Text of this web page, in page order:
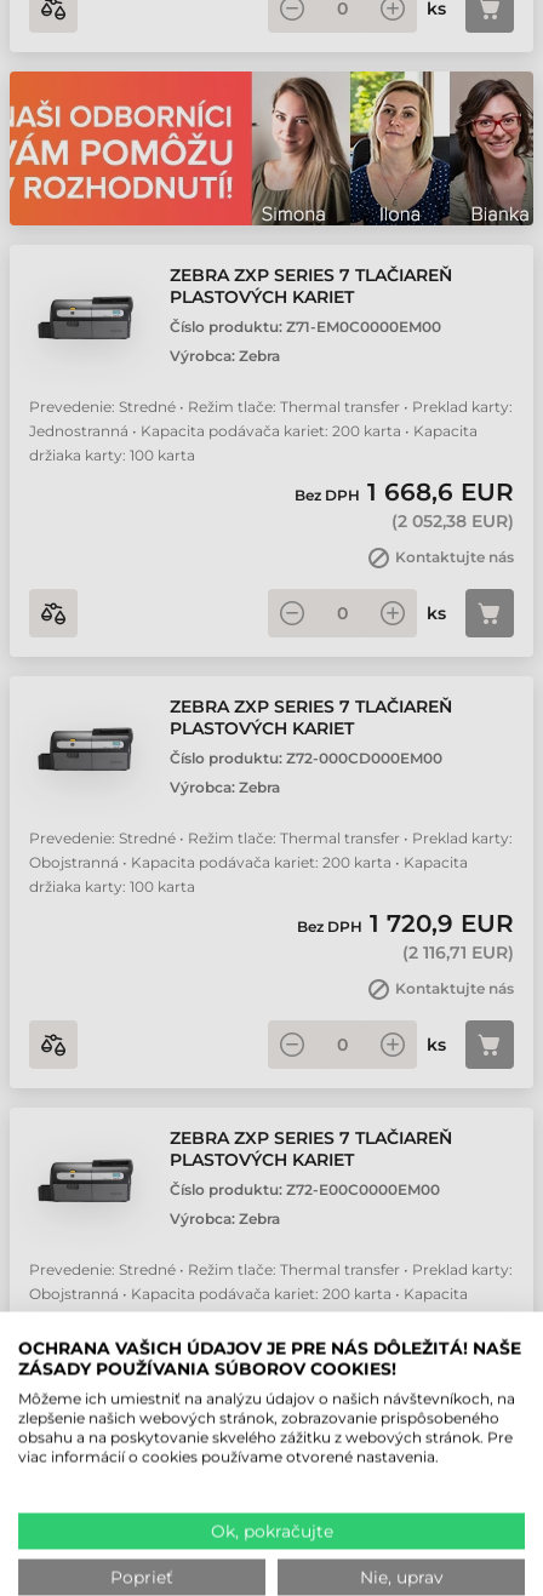
ks
ZEBRA ZXP SERIES 7 TLAČIAREŇ
PLASTOVÝCH KARIET
Číslo produktu: Z71-EM0C0000EM00
Výrobca: Zebra
Prevedenie: Stredné • Režim tlače: Thermal transfer • Preklad karty:
Jednostranná • Kapacita podávača kariet: 200 karta • Kapacita
držiaka karty: 100 karta
Bez DPH 1 668,6 EUR
(2 052,38 EUR)
Kontaktujte nás
ks
ZEBRA ZXP SERIES 7 TLAČIAREŇ
PLASTOVÝCH KARIET
Číslo produktu: Z72-000CD000EM00
Výrobca: Zebra
Prevedenie: Stredné • Režim tlače: Thermal transfer • Preklad karty:
Obojstranná • Kapacita podávača kariet: 200 karta • Kapacita
držiaka karty: 100 karta
Bez DPH 1 720,9 EUR
(2 116,71 EUR)
Kontaktujte nás
ks
ZEBRA ZXP SERIES 7 TLAČIAREŇ
PLASTOVÝCH KARIET
Číslo produktu: Z72-E00C0000EM00
Výrobca: Zebra
Prevedenie: Stredné • Režim tlače: Thermal transfer • Preklad karty:
Obojstranná • Kapacita podávača kariet: 200 karta • Kapacita
Bez DPH1 738,8 EUR
Kontaktujte nás
ZEBRA ZXP SERIES 7 TLAČIAREŇ
PLASTOVÝCH KARIET
OCHRANA VAŠICH ÚDAJOV JE PRE NÁS DÔLEŽITÁ! NAŠE
ZÁSADY POUŽÍVANIA SÚBOROV COOKIES!
Môžeme ich umiestniť na analýzu údajov o našich návštevníkoch, na
zlepšenie našich webových stránok, zobrazovanie prispôsobeného
obsahu a na poskytovanie skvelého zážitku z webových stránok. Pre
viac informácií o cookies používame otvorené nastavenia.
Ok, pokračujte
Poprieť Nie, uprav